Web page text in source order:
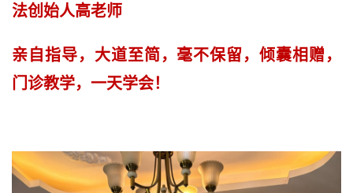
法创始人高老师
亲自指导，大道至简，毫不保留，倾囊相赠，
门诊教学，一天学会！